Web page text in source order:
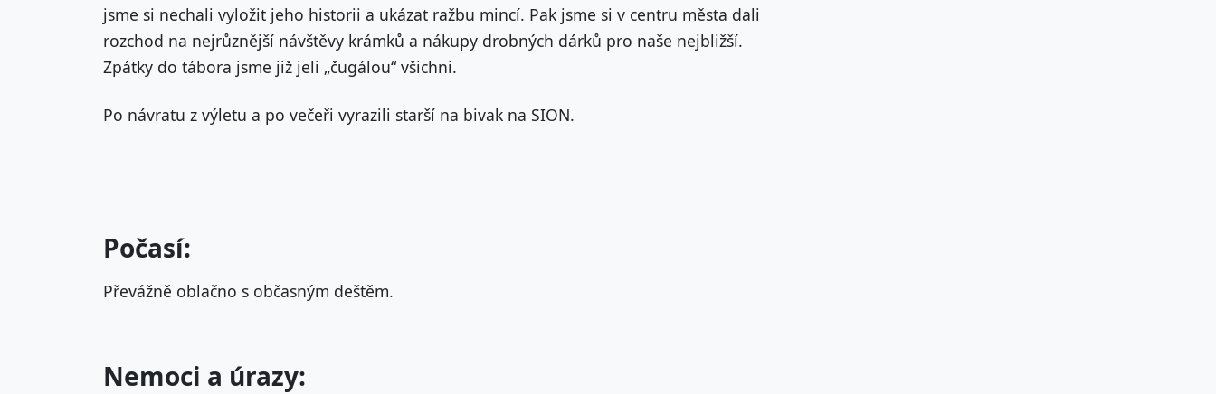
jsme si nechali vyložit jeho historii a ukázat ražbu mincí. Pak jsme si v centru města dali
rozchod na nejrůznější návštěvy krámků a nákupy drobných dárků pro naše nejbližší.
Zpátky do tábora jsme již jeli „čugálou“ všichni.
Po návratu z výletu a po večeři vyrazili starší na bivak na SION.
Počasí:
Převážně oblačno s občasným deštěm.
Nemoci a úrazy: